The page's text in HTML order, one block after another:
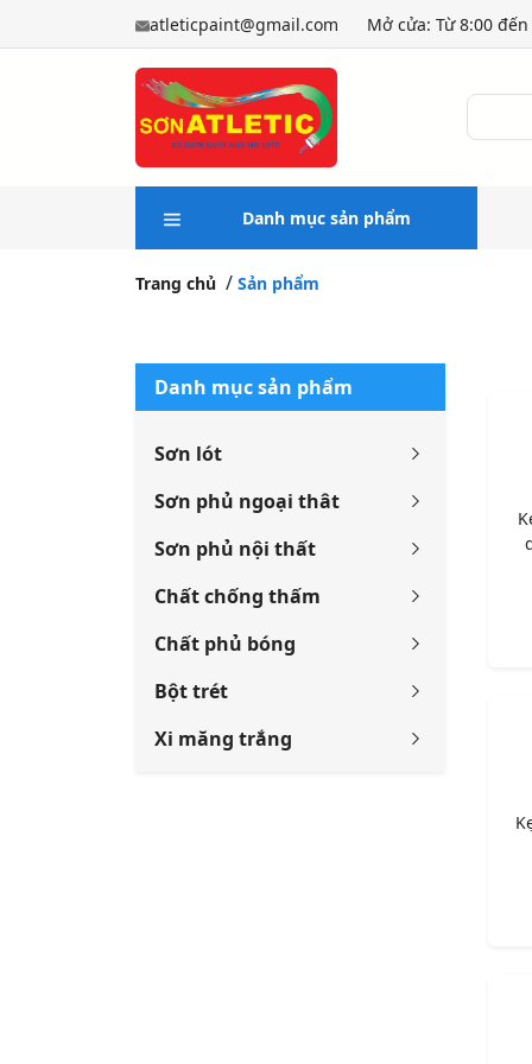
atleticpaint@gmail.com Mở cửa: Từ 8:00
Danh mục sản phẩm
Trang chủ Sản phẩm
Danh mục sản phẩm
Sơn lót
Sơn phủ ngoại thât
Sơn phủ nội thất
Chất chống thấm
Chất phủ bóng
Bột trét
Xi măng trắng